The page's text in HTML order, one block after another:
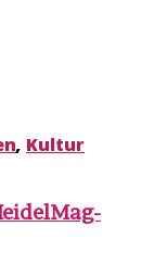
, Kultur